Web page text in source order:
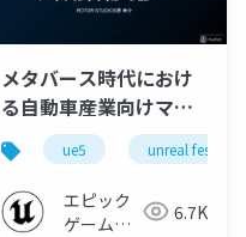
unreal fest ue5
メタバース時代におけ
る自動車産業向けマー
ケティングソリューシ
ョン【UNREAL FEST
WEST ’22】
ue5 unreal fest
エピック
ゲームズ
6.7K